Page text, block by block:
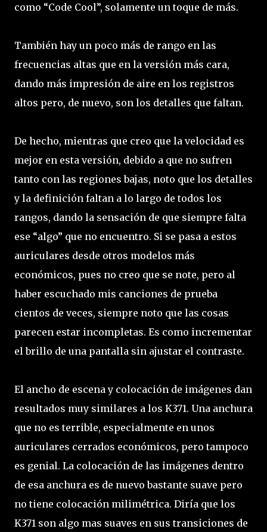
como “Code Cool”, solamente un toque de más.
También hay un poco más de rango en las
frecuencias altas que en la versión más cara,
dando más impresión de aire en los registros
altos pero, de nuevo, son los detalles que faltan.
De hecho, mientras que creo que la velocidad es
mejor en esta versión, debido a que no sufren
tanto con las regiones bajas, noto que los detalles
y la definición faltan a lo largo de todos los
rangos, dando la sensación de que siempre falta
ese “algo” que no encuentro. Si se pasa a estos
auriculares desde otros modelos más
económicos, pues no creo que se note, pero al
haber escuchado mis canciones de prueba
cientos de veces, siempre noto que las cosas
parecen estar incompletas. Es como incrementar
el brillo de una pantalla sin ajustar el contraste.
El ancho de escena y colocación de imágenes dan
resultados muy similares a los K371. Una anchura
que no es terrible, especialmente en unos
auriculares cerrados económicos, pero tampoco
es genial. La colocación de las imágenes dentro
de esa anchura es de nuevo bastante suave pero
no tiene colocación milimétrica. Diría que los
K371 son algo mas suaves en sus transiciones de